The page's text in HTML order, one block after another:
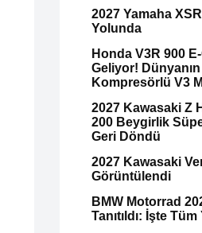
2027 Yamaha
Yolunda
Honda V3R 900
Geliyor!
Kompresörlü V3
2027 Kawasaki Z
200 Beygirlik
Geri Döndü
2027 Kawasaki
Görüntülendi
BMW Motorrad
Tanıtıldı: İşte